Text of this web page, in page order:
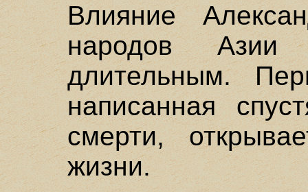
Влияние
народов
длительным.
написанная
смерти,
жизни.